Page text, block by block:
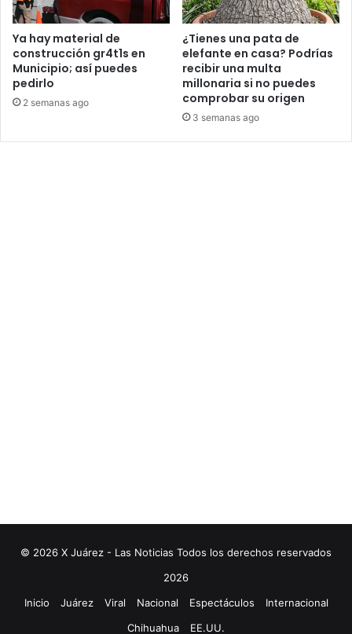
Ya hay material de
construcción gr4t1s en
Municipio; así puedes
pedirlo
2 semanas ago
¿Tienes una pata de
elefante en casa? Podrías
recibir una multa
millonaria si no puedes
comprobar su origen
3 semanas ago
© 2026 X Juárez - Las Noticias Todos los derechos reservados
2026
Inicio
Juárez Viral Nacional Espectáculos
Internacional
Chihuahua
EE.UU.